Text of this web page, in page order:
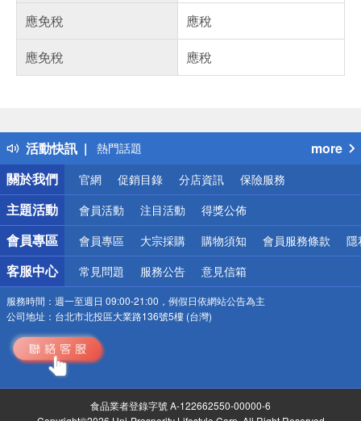
應免稅
應稅
應免稅
應稅
活動快訊
熱門話題
銀行優惠
偏遠地區配送
詐騙網頁！請小心！
more
關於我們
官網 促銷目錄 分店資訊 保險服務
主題活動 會員活動 注目活動 得獎公佈
會員專區 會員專區 大宗採購 購物須知 會員服務條款 隱
客服中心 常見問題 服務公告 意見信箱
服務時間： 週一至週日 09:00-21:00，例假日依網站公告為主
公司地址： 台北市北投區大業路136號5樓 (台灣)
食品業者登錄字號 A-122662550-00000-6